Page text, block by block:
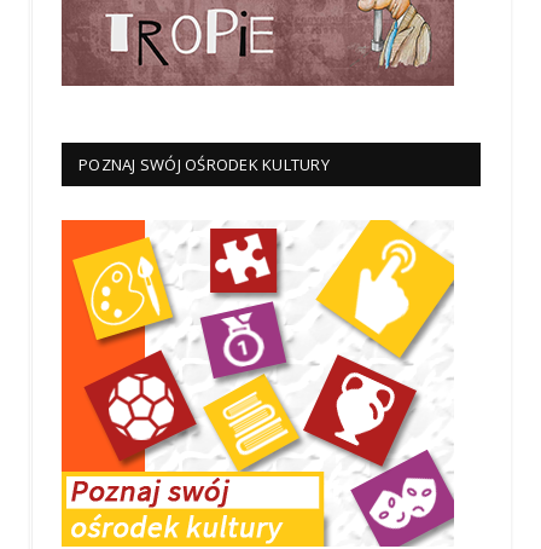
POZNAJ SWÓJ OŚRODEK KULTURY